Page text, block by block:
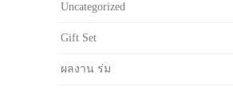
Uncategorized
Gift Set
ผลงาน ร่ม